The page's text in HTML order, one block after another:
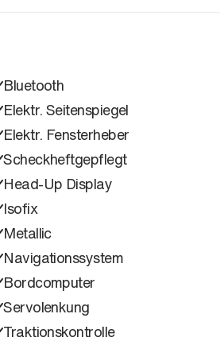
Bluetooth
Elektr. Seitenspiegel
Elektr. Fensterheber
Scheckheftgepflegt
Head-Up Display
Isofix
Metallic
Navigationssystem
Bordcomputer
Servolenkung
Traktionskontrolle